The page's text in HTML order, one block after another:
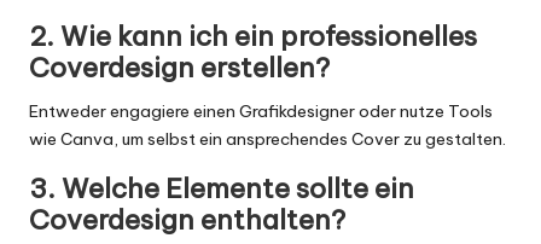
2. Wie kann ich ein professionelles
Coverdesign erstellen?
Entweder engagiere einen Grafikdesigner oder nutze Tools
wie Canva, um selbst ein ansprechendes Cover zu gestalten.
3. Welche Elemente sollte ein
Coverdesign enthalten?